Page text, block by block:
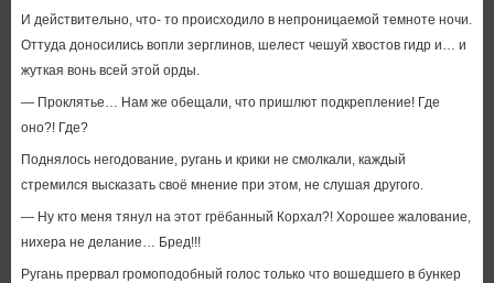
И действительно, что- то происходило в непроницаемой темноте ночи.
Оттуда доносились вопли зерглинов, шелест чешуй хвостов гидр и… и
жуткая вонь всей этой орды.
— Проклятье… Нам же обещали, что пришлют подкрепление! Где
оно?! Где?
Поднялось негодование, ругань и крики не смолкали, каждый
стремился высказать своё мнение при этом, не слушая другого.
— Ну кто меня тянул на этот грёбанный Корхал?! Хорошее жалование,
нихера не делание… Бред!!!
Ругань прервал громоподобный голос только что вошедшего в бункер